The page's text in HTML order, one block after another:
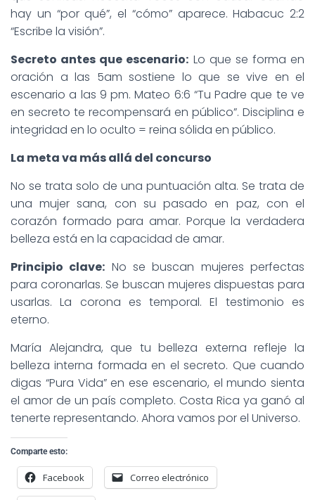
hay un “por qué”, el “cómo” aparece. Habacuc 2:2
“Escribe la visión”.
Secreto antes que escenario: Lo que se forma en
oración a las 5am sostiene lo que se vive en el
escenario a las 9 pm. Mateo 6:6 “Tu Padre que te ve
en secreto te recompensará en público”. Disciplina e
integridad en lo oculto = reina sólida en público.
La meta va más allá del concurso
No se trata solo de una puntuación alta. Se trata de
una mujer sana, con su pasado en paz, con el
corazón formado para amar. Porque la verdadera
belleza está en la capacidad de amar.
Principio clave: No se buscan mujeres perfectas
para coronarlas. Se buscan mujeres dispuestas para
usarlas. La corona es temporal. El testimonio es
eterno.
María Alejandra, que tu belleza externa refleje la
belleza interna formada en el secreto. Que cuando
digas “Pura Vida” en ese escenario, el mundo sienta
el amor de un país completo. Costa Rica ya ganó al
tenerte representando. Ahora vamos por el Universo.
Comparte esto:
Facebook Correo electrónico